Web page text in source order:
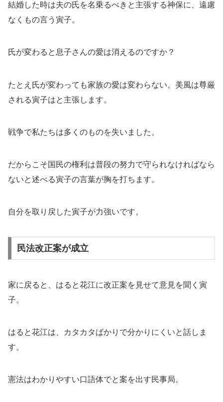
結婚した時は夫の氏を名乗るべきと主張する神保に、遠慮
なくもの言う寅子。
氏が変わると息子さんの愛は消えるのですか？
たとえ氏が変わっても家族の愛は変わらない。美風は尊厳
される寅子はと主張します。
戦争で私たちは多くのものを失いました。
だからこそ国民の権利は普段の努力で守られなければなら
ないと述べる寅子の言葉が胸を打ちます。
自分を取り戻した寅子が力強いです。
民法改正案が成立
家に戻ると、はると花江に改正案を見せて意見を聞く寅
子。
はると花江は、カタカタばかりで分かりにくいと話しま
す。
憲法はわかりやすい口語体でと案を出す民事局。